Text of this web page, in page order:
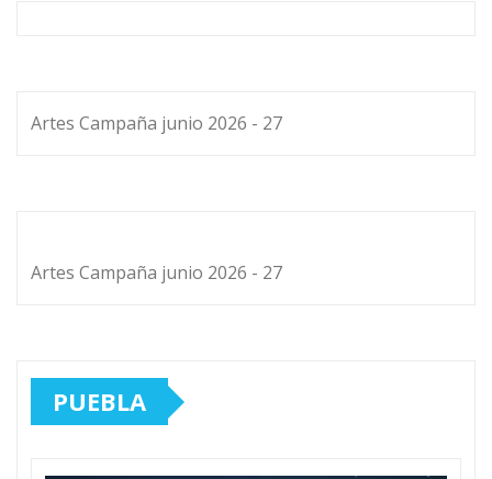
Artes Campaña junio 2026 - 27
Artes Campaña junio 2026 - 27
PUEBLA